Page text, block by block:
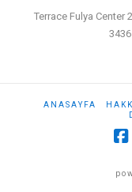
Terrace Fulya Center
ANASAYFA